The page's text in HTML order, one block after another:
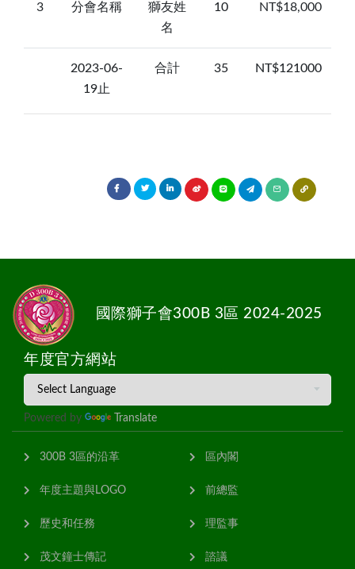
3 分會名稱
獅友姓
名
10 NT$18,000
2023-06-
19止
合計 35 NT$121000
國際獅子會300B 3區 2024-2025
年度官方網站
Powered by Translate
300B 3區的沿革
年度主題與LOGO
歷史和任務
茂文鐘士傳記
區內閣
前總監
理監事
諮議